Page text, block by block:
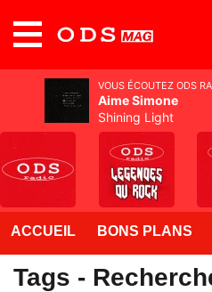
ACCUEIL BONS PLANS
Tags -
VOUS ÉCOUTEZ ODS
Aime Simone
Shining Light